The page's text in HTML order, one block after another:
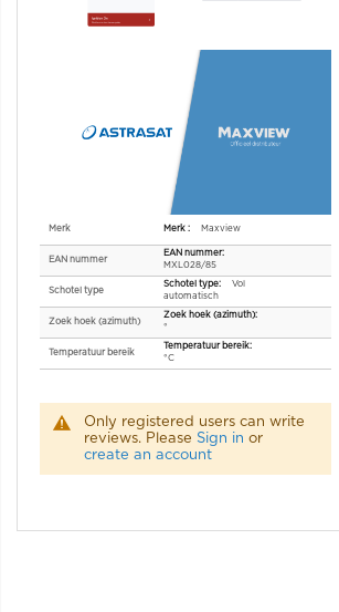
Merk
Maxview
EAN nummer
MXL028/85
Schotel type
Vol
automatisch
Zoek hoek (azimuth)
°
Temperatuur bereik
°C
Only registered users can write
reviews. Please Sign in or
create an account